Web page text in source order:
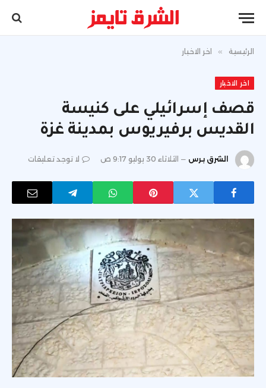
الرئيسية » اخر الاخبار
اخر الاخبار
قصف إسرائيلي على كنيسة
القديس برفيريوس بمدينة غزة
الشرق برس الثلاثاء 30 يوليو 9:17 ص لا توجد تعليقات